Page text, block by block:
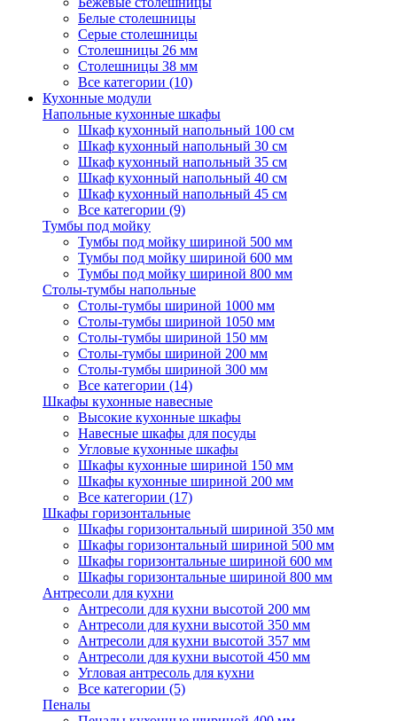
Белые столешницы
Серые столешницы
Столешницы 26 мм
Столешницы 38 мм
Все категории (10)
Кухонные модули
Напольные кухонные шкафы
Шкаф кухонный напольный 100 см
Шкаф кухонный напольный 30 см
Шкаф кухонный напольный 35 см
Шкаф кухонный напольный 40 см
Шкаф кухонный напольный 45 см
Все категории (9)
Тумбы под мойку
Тумбы под мойку шириной 500 мм
Тумбы под мойку шириной 600 мм
Тумбы под мойку шириной 800 мм
Столы-тумбы напольные
Столы-тумбы шириной 1000 мм
Столы-тумбы шириной 1050 мм
Столы-тумбы шириной 150 мм
Столы-тумбы шириной 200 мм
Столы-тумбы шириной 300 мм
Все категории (14)
Шкафы кухонные навесные
Высокие кухонные шкафы
Навесные шкафы для посуды
Угловые кухонные шкафы
Шкафы кухонные шириной 150 мм
Шкафы кухонные шириной 200 мм
Все категории (17)
Шкафы горизонтальные
Шкафы горизонтальный шириной 350 мм
Шкафы горизонтальный шириной 500 мм
Шкафы горизонтальные шириной 600 мм
Шкафы горизонтальные шириной 800 мм
Антресоли для кухни
Антресоли для кухни высотой 200 мм
Антресоли для кухни высотой 350 мм
Антресоли для кухни высотой 357 мм
Антресоли для кухни высотой 450 мм
Угловая антресоль для кухни
Все категории (5)
Пеналы